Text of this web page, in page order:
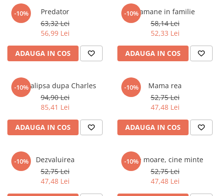
Clasa a II-a
Clasa a III-a
Clasa a IV-a
Clasa a V-a
Clasa a VI-a
Clasa a VIII-a
Clasa I
Clasa pregatitoare
Limbi Straine
Povesti
Povesti - Basme - Legende
Realitatea Augmentata
-10%
Predator
63,32 Lei
56,99 Lei
ADAUGA IN COS
-10%Ramane in familie
58,14 Lei
52,33 Lei
ADAUGA IN COS
-10%
Apocalipsa dupa Charles
94,90 Lei
85,41 Lei
ADAUGA IN COS
-10%
Mama rea
52,75 Lei
47,48 Lei
ADAUGA IN COS
-10%
Dezvaluirea
52,75 Lei
47,48 Lei
-10%
Cine moare, cine minte
52,75 Lei
47,48 Lei